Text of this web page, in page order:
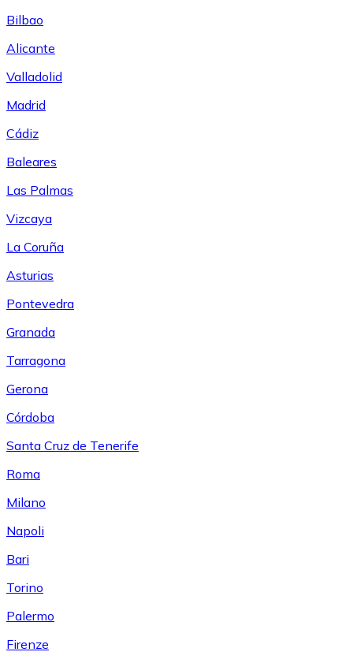
Bilbao
Alicante
Valladolid
Madrid
Cádiz
Baleares
Las Palmas
Vizcaya
La Coruña
Asturias
Pontevedra
Granada
Tarragona
Gerona
Córdoba
Santa Cruz de Tenerife
Roma
Milano
Napoli
Bari
Torino
Palermo
Firenze